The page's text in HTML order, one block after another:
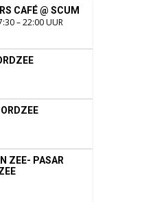
CAFÉ @ SCUM
– 22:00 UUR
ZEE- PASAR